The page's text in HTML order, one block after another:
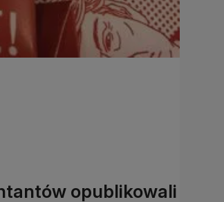
opublikowali